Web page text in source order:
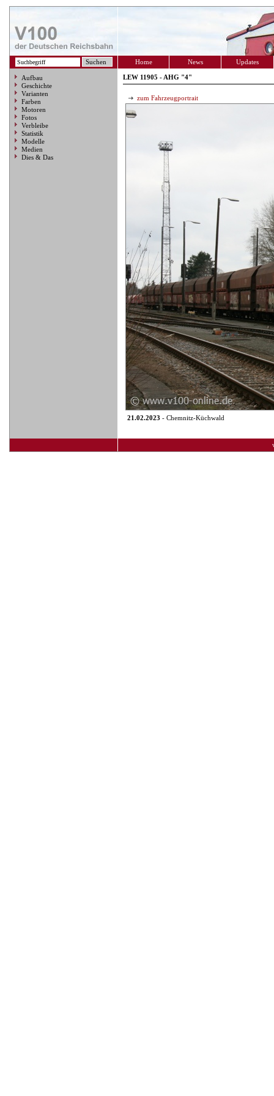
Home News Updates
Aufbau
Geschichte
Varianten
Farben
Motoren
Fotos
Verbleibe
Statistik
Modelle
Medien
Dies & Das
LEW 11905 - AHG "4"
zum Fahrzeugportrait
21.02.2023 - Chemnitz-Küchwald